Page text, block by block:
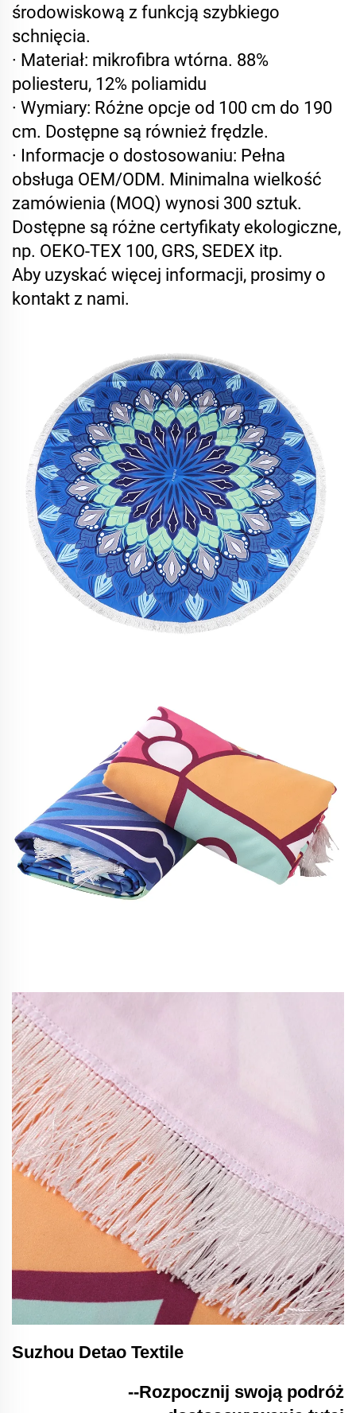
środowiskową z funkcją szybkiego
schnięcia.
· Materiał: mikrofibra wtórna. 88%
poliesteru, 12% poliamidu
· Wymiary: Różne opcje od 100 cm do 190
cm. Dostępne są również frędzle.
· Informacje o dostosowaniu: Pełna
obsługa OEM/ODM. Minimalna wielkość
zamówienia (MOQ) wynosi 300 sztuk.
Dostępne są różne certyfikaty ekologiczne,
np. OEKO-TEX 100, GRS, SEDEX itp.
Aby uzyskać więcej informacji, prosimy o
kontakt z nami.
Suzhou Detao Textile
--Rozpocznij swoją podróż